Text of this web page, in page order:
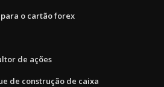
o cartão forex
de ações
de construção de caixa